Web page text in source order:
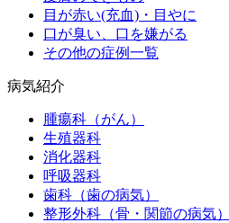
目が赤い(充血)・目やに
口が臭い、口を嫌がる
その他の症例一覧
病気紹介
腫瘍科（がん）
生殖器科
消化器科
呼吸器科
歯科（歯の病気）
整形外科（骨・関節の病気）